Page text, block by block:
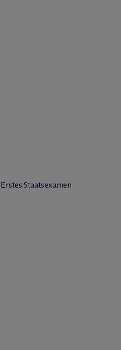
Staatsexamen